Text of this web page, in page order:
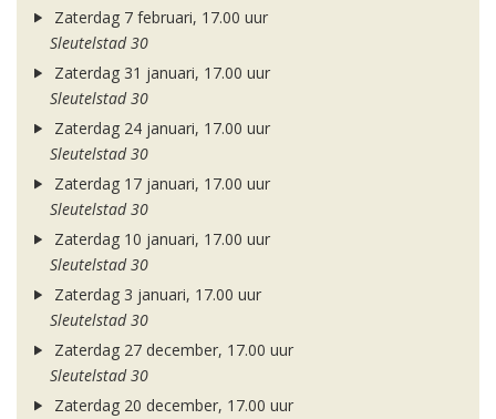
Zaterdag 7 februari, 17.00 uur
Sleutelstad 30
Zaterdag 31 januari, 17.00 uur
Sleutelstad 30
Zaterdag 24 januari, 17.00 uur
Sleutelstad 30
Zaterdag 17 januari, 17.00 uur
Sleutelstad 30
Zaterdag 10 januari, 17.00 uur
Sleutelstad 30
Zaterdag 3 januari, 17.00 uur
Sleutelstad 30
Zaterdag 27 december, 17.00 uur
Sleutelstad 30
Zaterdag 20 december, 17.00 uur